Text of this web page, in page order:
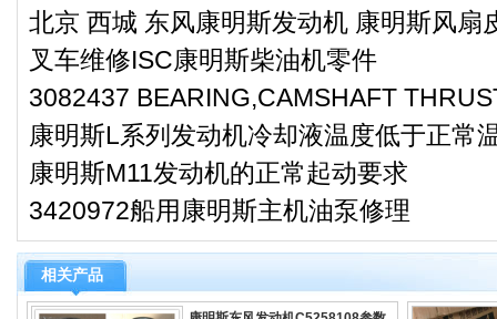
北京 西城 东风康明斯发动机 康明斯风扇
叉车维修ISC康明斯柴油机零件
3082437 BEARING,CAMSHAFT
康明斯L系列发动机冷却液温度低于正常
康明斯M11发动机的正常起动要求
3420972船用康明斯主机油泵修理
相关产品